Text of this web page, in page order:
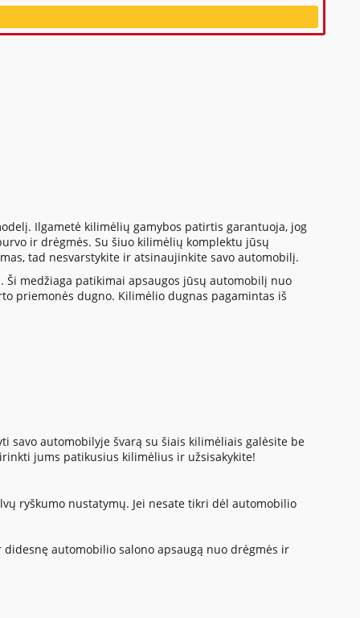
Ilgametė kilimėlių gamybos patirtis garantuoja, jog
ir drėgmės. Su šiuo kilimėlių komplektu jūsų
tad nesvarstykite ir atsinaujinkite savo automobilį.
medžiaga patikimai apsaugos jūsų automobilį nuo
priemonės dugno. Kilimėlio dugnas pagamintas iš
savo automobilyje švarą su šiais kilimėliais galėsite be
jums patikusius kilimėlius ir užsisakykite!
ryškumo nustatymų. Jei nesate tikri dėl automobilio
automobilio salono apsaugą nuo drėgmės ir